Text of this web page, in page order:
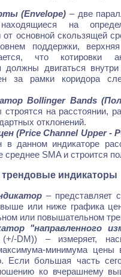
(Еnvelope) – две
на
от основной скользящей
поддержки,
что котировки
должны двигаться
за рамки коридора
Bollinger Bands
строятся на расстоянии,
отклонений.
(Price Channel Upper -
в данном индикаторе
среднее SMA и строится
трендовые индикаторы
– представляет
или ниже графика
или повышательном
"направленного
DM)) – измеряет,
минимума цены
Если большая часть
ко вчерашнему